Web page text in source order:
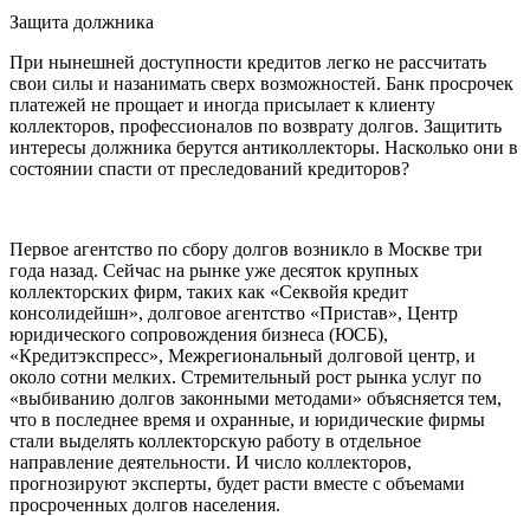
Защита должника
При нынешней доступности кредитов легко не рассчитать
свои силы и назанимать сверх возможностей. Банк просрочек
платежей не прощает и иногда присылает к клиенту
коллекторов, профессионалов по возврату долгов. Защитить
интересы должника берутся антиколлекторы. Насколько они в
состоянии спасти от преследований кредиторов?
Первое агентство по сбору долгов возникло в Москве три
года назад. Сейчас на рынке уже десяток крупных
коллекторских фирм, таких как «Секвойя кредит
консолидейшн», долговое агентство «Пристав», Центр
юридического сопровождения бизнеса (ЮСБ),
«Кредитэкспресс», Межрегиональный долговой центр, и
около сотни мелких. Стремительный рост рынка услуг по
«выбиванию долгов законными методами» объясняется тем,
что в последнее время и охранные, и юридические фирмы
стали выделять коллекторскую работу в отдельное
направление деятельности. И число коллекторов,
прогнозируют эксперты, будет расти вместе с объемами
просроченных долгов населения.